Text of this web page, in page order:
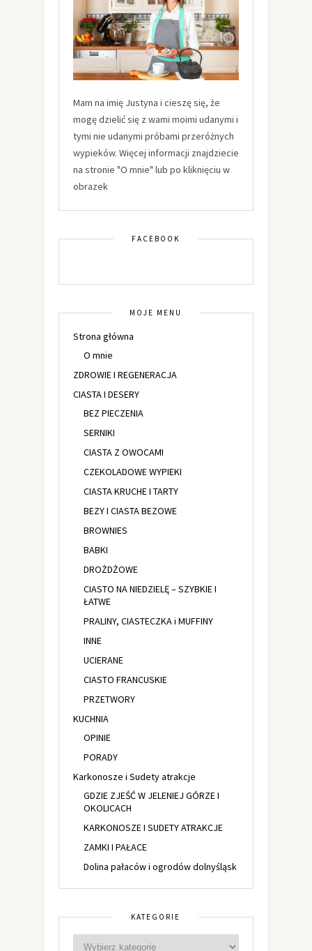
Mam na imię Justyna i cieszę się, że
mogę dzielić się z wami moimi udanymi i
tymi nie udanymi próbami przeróżnych
wypieków. Więcej informacji znajdziecie
na stronie "O mnie" lub po kliknięciu w
obrazek
FACEBOOK
MOJE MENU
Strona główna
O mnie
ZDROWIE I REGENERACJA
CIASTA I DESERY
BEZ PIECZENIA
SERNIKI
CIASTA Z OWOCAMI
CZEKOLADOWE WYPIEKI
CIASTA KRUCHE I TARTY
BEZY I CIASTA BEZOWE
BROWNIES
BABKI
DROŻDŻOWE
CIASTO NA NIEDZIELĘ – SZYBKIE I
ŁATWE
PRALINY, CIASTECZKA i MUFFINY
INNE
UCIERANE
CIASTO FRANCUSKIE
PRZETWORY
KUCHNIA
OPINIE
PORADY
Karkonosze i Sudety atrakcje
GDZIE ZJEŚĆ W JELENIEJ GÓRZE I
OKOLICACH
KARKONOSZE I SUDETY ATRAKCJE
ZAMKI I PAŁACE
Dolina pałaców i ogrodów dolnyśląsk
KATEGORIE